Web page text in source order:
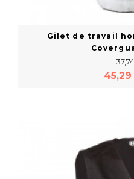
En
Gilet de travail